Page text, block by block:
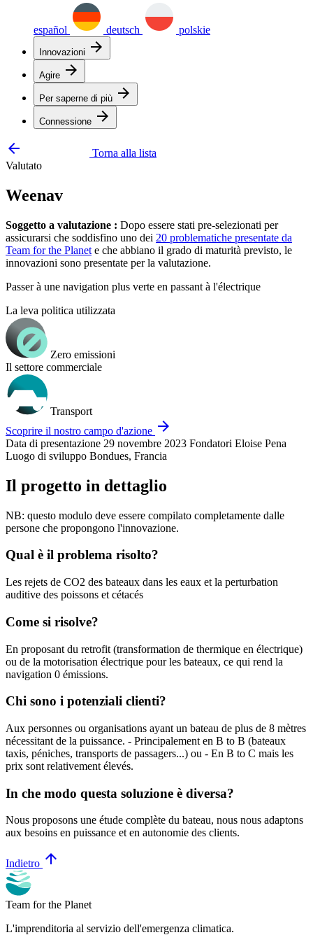
español deutsch polskie
Innovazioni arrow_forward
Agire arrow_forward
Per saperne di più arrow_forward
Connessione arrow_forward
arrow_backward
Torna alla lista
Valutato
Weenav
Soggetto a valutazione : Dopo essere stati pre-selezionati per
assicurarsi che soddisfino uno dei 20 problematiche presentate da
Team for the Planet e che abbiano il grado di maturità previsto, le
innovazioni sono presentate per la valutazione.
Passer à une navigation plus verte en passant à l'électrique
La leva politica utilizzata
Zero emissioni
Il settore commerciale
Transport
Scoprire il nostro campo d'azione arrow_forward
Data di presentazione 29 novembre 2023 Fondatori Eloise Pena
Luogo di sviluppo Bondues, Francia
Il progetto in dettaglio
NB: questo modulo deve essere compilato completamente dalle
persone che propongono l'innovazione.
Qual è il problema risolto?
Les rejets de CO2 des bateaux dans les eaux et la perturbation
auditive des poissons et cétacés
Come si risolve?
En proposant du retrofit (transformation de thermique en électrique)
ou de la motorisation électrique pour les bateaux, ce qui rend la
navigation 0 émissions.
Chi sono i potenziali clienti?
Aux personnes ou organisations ayant un bateau de plus de 8 mètres
nécessitant de la puissance. - Principalement en B to B (bateaux
taxis, péniches, transports de passagers...) ou - En B to C mais les
prix sont relativement élevés.
In che modo questa soluzione è diversa?
Nous proposons une étude complète du bateau, nous nous adaptons
aux besoins en puissance et en autonomie des clients.
Indietro arrow_upward
Team for the Planet
L'imprenditoria al servizio dell'emergenza climatica.